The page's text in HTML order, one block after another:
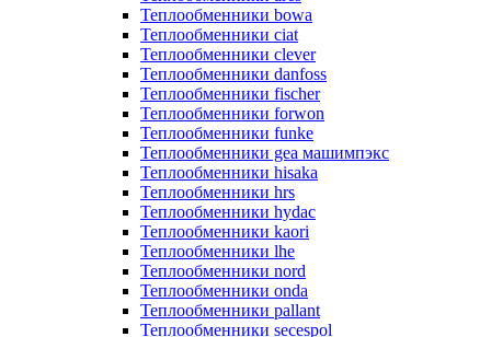
Теплообменники bowa
Теплообменники ciat
Теплообменники clever
Теплообменники danfoss
Теплообменники fischer
Теплообменники forwon
Теплообменники funke
Теплообменники gea машимпэкс
Теплообменники hisaka
Теплообменники hrs
Теплообменники hydac
Теплообменники kaori
Теплообменники lhe
Теплообменники nord
Теплообменники onda
Теплообменники pallant
Теплообменники secespol